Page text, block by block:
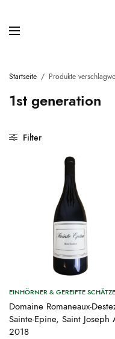
Startseite / Produkte
1st generation
Filter
EINHÖRNER & GEREIFTE SCHÄTZE
Domaine Romaneaux-
Sainte-Epine, Saint Joseph
2018